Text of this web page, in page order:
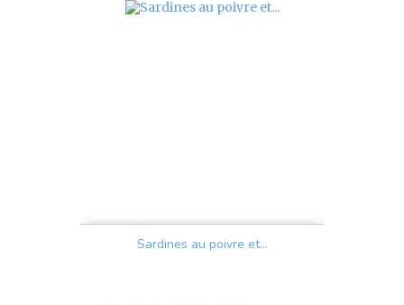
Sardines au poivre et...